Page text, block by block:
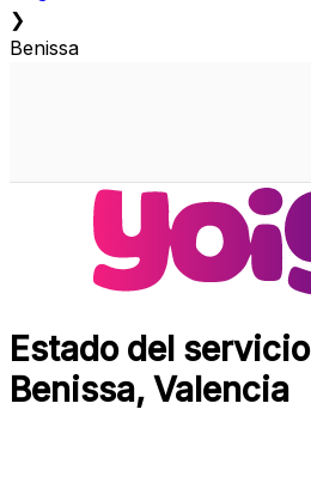
❯
Benissa
Estado del
Benissa, Valencia